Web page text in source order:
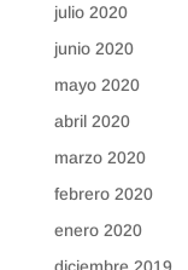
julio 2020
junio 2020
mayo 2020
abril 2020
marzo 2020
febrero 2020
enero 2020
diciembre 2019